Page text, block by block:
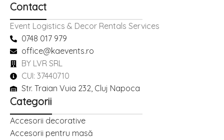
Contact
Event Logistics & Decor Rentals Services
0748 017 979
office@kaevents.ro
BY LVR SRL
CUI: 37440710
Str. Traian Vuia 232, Cluj Napoca
Categorii
Accesorii decorative
Accesorii pentru masă